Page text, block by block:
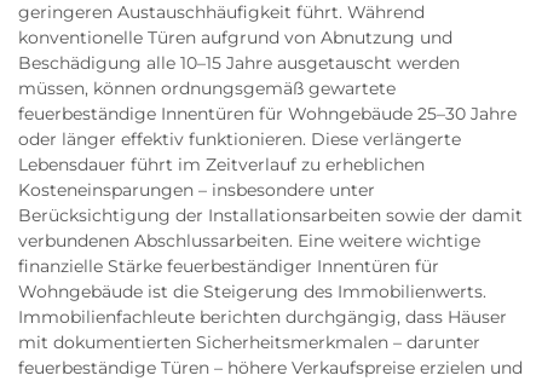
geringeren Austauschhäufigkeit führt. Während
konventionelle Türen aufgrund von Abnutzung und
Beschädigung alle 10–15 Jahre ausgetauscht werden
müssen, können ordnungsgemäß gewartete
feuerbeständige Innentüren für Wohngebäude 25–30 Jahre
oder länger effektiv funktionieren. Diese verlängerte
Lebensdauer führt im Zeitverlauf zu erheblichen
Kosteneinsparungen – insbesondere unter
Berücksichtigung der Installationsarbeiten sowie der damit
verbundenen Abschlussarbeiten. Eine weitere wichtige
finanzielle Stärke feuerbeständiger Innentüren für
Wohngebäude ist die Steigerung des Immobilienwerts.
Immobilienfachleute berichten durchgängig, dass Häuser
mit dokumentierten Sicherheitsmerkmalen – darunter
feuerbeständige Türen – höhere Verkaufspreise erzielen und